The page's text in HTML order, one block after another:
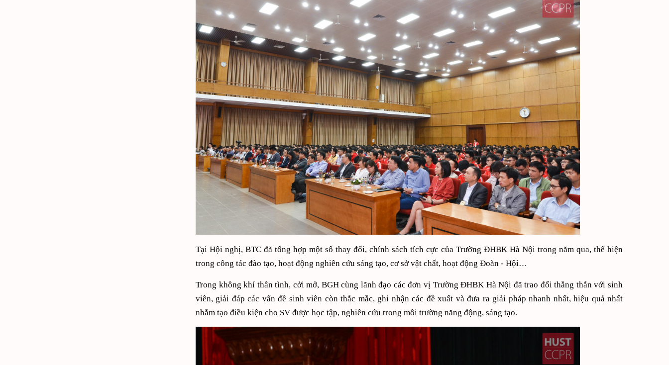
Tại Hội nghị, BTC đã tổng hợp một số thay đổi, chính sách tích cực của Trường ĐHBK Hà Nội trong năm qua, thể hiện
trong công tác đào tạo, hoạt động nghiên cứu sáng tạo, cơ sở vật chất, hoạt động Đoàn - Hội…
Trong không khí thân tình, cởi mở, BGH cùng lãnh đạo các đơn vị Trường ĐHBK Hà Nội đã trao đổi thẳng thắn với sinh
viên, giải đáp các vấn đề sinh viên còn thắc mắc, ghi nhận các đề xuất và đưa ra giải pháp nhanh nhất, hiệu quả nhất
nhằm tạo điều kiện cho SV được học tập, nghiên cứu trong môi trường năng động, sáng tạo.